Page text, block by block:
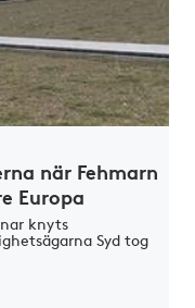
när Fehmarn
Europa
knyts
Syd tog